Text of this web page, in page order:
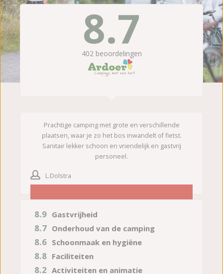
8.7
402beoordelingen
Prachtige camping met grote en verschillende
plaatsen, waar je zo het bos inwandelt of fietst.
Sanitair lekker schoon en vriendelijk en gastvrij
personeel.
L.Dolstra
Gastvrijheid
8.9
Onderhoud van de camping
8.7
Schoonmaak en hygiëne
8.6
Faciliteiten
8.8
Activiteiten en animatie
8.2